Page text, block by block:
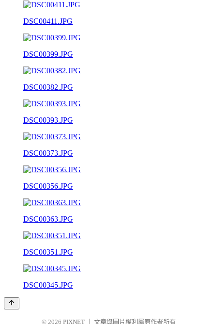
DSC00411.JPG
DSC00399.JPG
DSC00382.JPG
DSC00393.JPG
DSC00373.JPG
DSC00356.JPG
DSC00363.JPG
DSC00351.JPG
DSC00345.JPG
© 2026 PIXNET 文章與圖片權利屬原作者所有